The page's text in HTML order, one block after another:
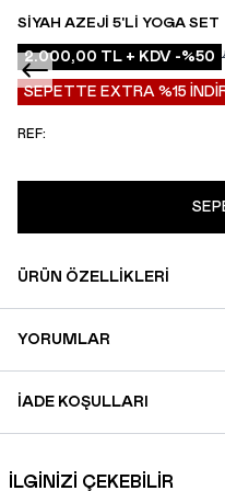
SIYAH AZEJI 5'LI YOGA SET
2.000,00 TL + KDV -%50
SEPETTE EXTRA %15
REF:
ÜRÜN ÖZELLIKLERI
YORUMLAR
İADE KOŞULLARI
İLGİNİZİ ÇEKEBİLİR